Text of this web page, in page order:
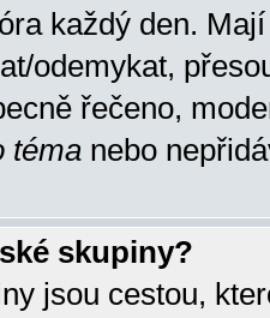
každý den.
odemykat,
řečeno,
téma nebo
skupiny?
jsou cestou,